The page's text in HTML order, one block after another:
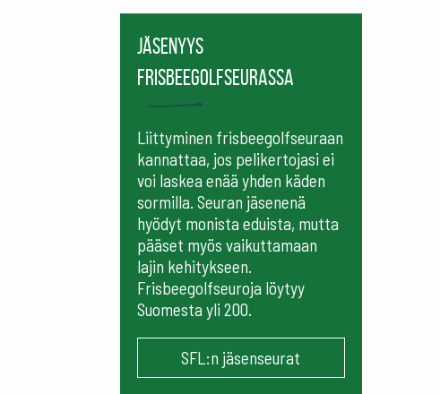
Jäsenyys
frisbeegolfseurassa
Liittyminen frisbeegolfseuraan
kannattaa, jos pelikertojasi ei
voi laskea enää yhden käden
sormilla. Seuran jäsenenä
hyödyt monista eduista, mutta
pääset myös vaikuttamaan
lajin kehitykseen.
Frisbeegolfseuroja löytyy
Suomesta yli 200.
SFL:n jäsenseurat